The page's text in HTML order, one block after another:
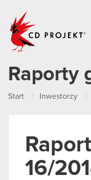
Raporty
Start Inwestorzy
16/